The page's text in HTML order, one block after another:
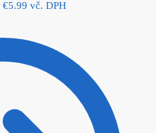
€5.99 vč. DPH